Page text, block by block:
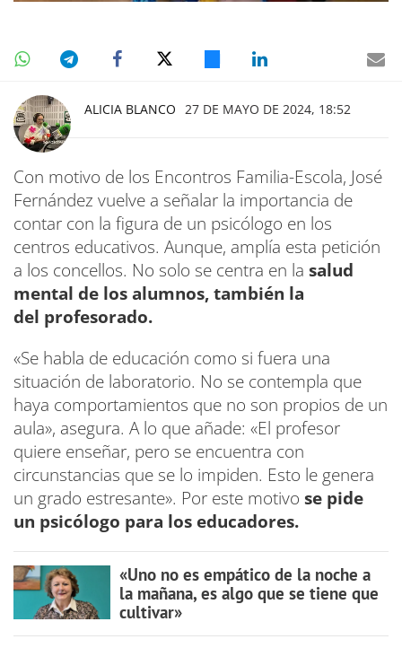
ALICIA BLANCO 27 DE MAYO DE 2024, 18:52
Con motivo de los Encontros Familia-Escola, José
Fernández vuelve a señalar la importancia de
contar con la figura de un psicólogo en los
centros educativos. Aunque, amplía esta petición
a los concellos. No solo se centra en la salud
mental de los alumnos, también la
del profesorado.
«Se habla de educación como si fuera una
situación de laboratorio. No se contempla que
haya comportamientos que no son propios de un
aula», asegura. A lo que añade: «El profesor
quiere enseñar, pero se encuentra con
circunstancias que se lo impiden. Esto le genera
un grado estresante». Por este motivo se pide
un psicólogo para los educadores.
«Uno no es empático de la noche a
la mañana, es algo que se tiene que
cultivar»